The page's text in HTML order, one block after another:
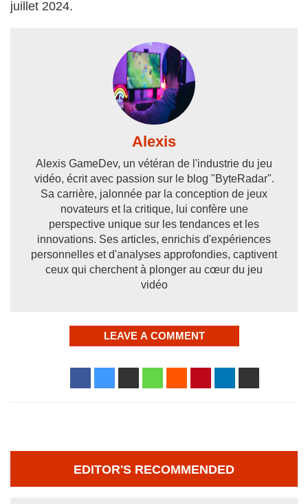
juillet 2024.
Alexis
Alexis GameDev, un vétéran de l'industrie du jeu
vidéo, écrit avec passion sur le blog "ByteRadar".
Sa carrière, jalonnée par la conception de jeux
novateurs et la critique, lui confère une
perspective unique sur les tendances et les
innovations. Ses articles, enrichis d'expériences
personnelles et d'analyses approfondies, captivent
ceux qui cherchent à plonger au cœur du jeu
vidéo
LEAVE A COMMENT
EDITOR'S RECOMMENDED